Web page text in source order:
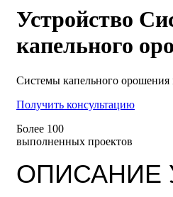
Устройство
капельного
Системы капельного орошения
Получить консультацию
Более 100
выполненных проектов
ОПИСАНИЕ